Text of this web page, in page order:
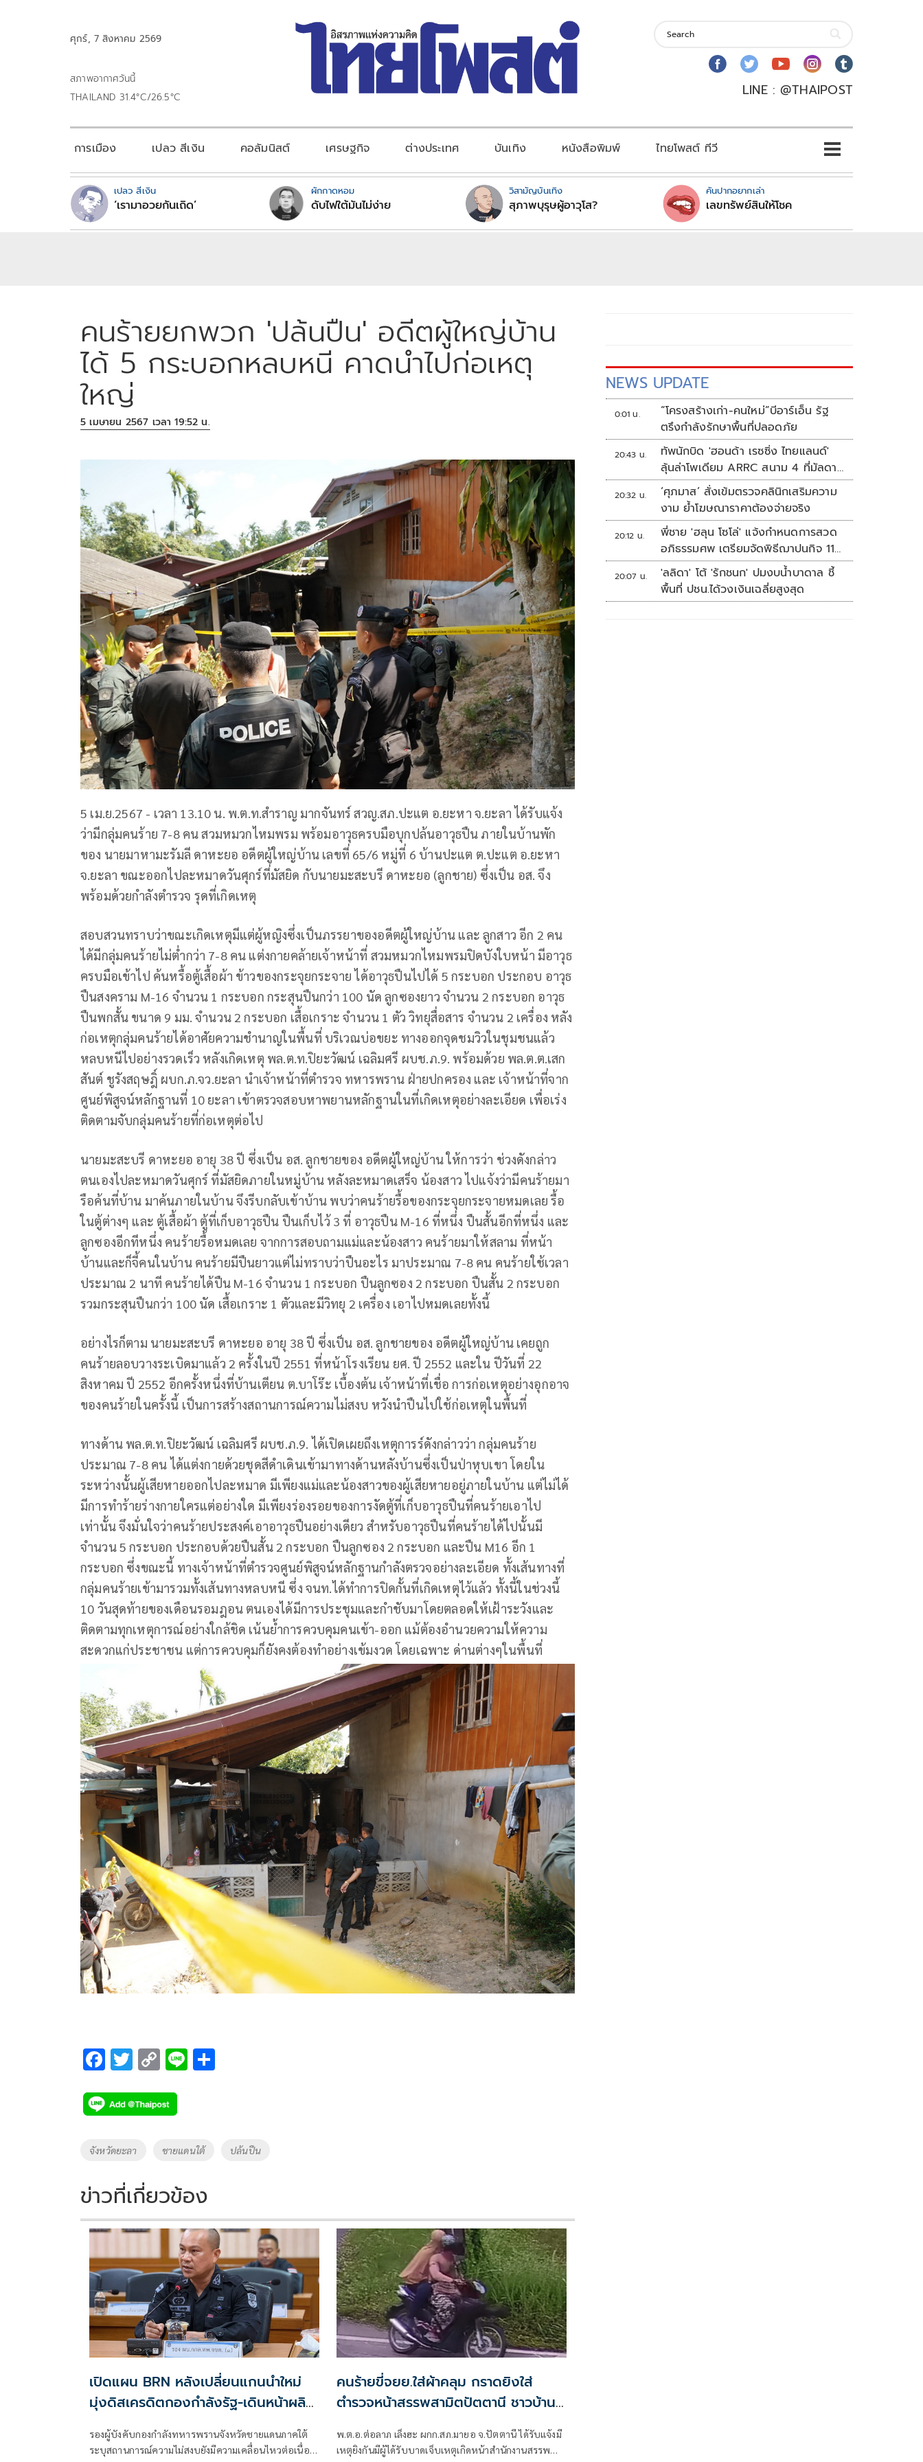
ศุกร์, 7 สิงหาคม 2569
สภาพอากาศวันนี้
THAILAND 31.4°C/26.5°C
LINE : @THAIPOST
การเมือง เปลว สีเงิน คอลัมนิสต์ เศรษฐกิจ ต่างประเทศ บันเทิง หนังสือพิมพ์ ไทยโพสต์ ทีวี
เปลว สีเงิน
‘เรามาอวยกันเถิด’
ผักกาดหอม
ดับไฟใต้มันไม่ง่าย
วิสามัญบันเทิง
สุภาพบุรุษผู้อาวุโส?
คันปากอยากเล่า
เลขทรัพย์สินให้โชค
คนร้ายยกพวก 'ปล้นปืน' อดีตผู้ใหญ่บ้าน
ได้ 5 กระบอกหลบหนี คาดนำไปก่อเหตุ
ใหญ่
5 เมษายน 2567 เวลา 19:52 น.
5 เม.ย.2567 - เวลา 13.10 น. พ.ต.ท.สำราญ มากจันทร์ สวญ.สภ.ปะแต อ.ยะหา จ.ยะลา ได้รับแจ้ง
ว่ามีกลุ่มคนร้าย 7-8 คน สวมหมวกไหมพรม พร้อมอาวุธครบมือบุกปล้นอาวุธปืน ภายในบ้านพัก
ของ นายมาหามะรัมลี ดาหะยอ อดีตผู้ใหญ่บ้าน เลขที่ 65/6 หมู่ที่ 6 บ้านปะแต ต.ปะแต อ.ยะหา
จ.ยะลา ขณะออกไปละหมาดวันศุกร์ที่มัสยิด กับนายมะสะบรี ดาหะยอ (ลูกชาย) ซึ่งเป็น อส. จึง
พร้อมด้วยกำลังตำรวจ รุดที่เกิดเหตุ
สอบสวนทราบว่าขณะเกิดเหตุมีแต่ผู้หญิงซึ่งเป็นภรรยาของอดีตผู้ใหญ่บ้าน และ ลูกสาว อีก 2 คน
ได้มีกลุ่มคนร้ายไม่ต่ำกว่า 7-8 คน แต่งกายคล้ายเจ้าหน้าที่ สวมหมวกไหมพรมปิดบังใบหน้า มีอาวุธ
ครบมือเข้าไป ค้นหรื้อตู้เสื้อผ้า ข้าวของกระจุยกระจาย ได้อาวุธปืนไปได้ 5 กระบอก ประกอบ อาวุธ
ปืนสงคราม M-16 จำนวน 1 กระบอก กระสุนปืนกว่า 100 นัด ลูกซองยาว จำนวน 2 กระบอก อาวุธ
ปืนพกสั้น ขนาด 9 มม. จำนวน 2 กระบอก เสื้อเกราะ จำนวน 1 ตัว วิทยุสื่อสาร จำนวน 2 เครื่อง หลัง
ก่อเหตุกลุ่มคนร้ายได้อาศัยความชำนาญในพื้นที่ บริเวณบ่อขยะ ทางออกจุดชมวิวในชุมชนแล้ว
หลบหนีไปอย่างรวดเร็ว หลังเกิดเหตุ พล.ต.ท.ปิยะวัฒน์ เฉลิมศรี ผบช.ภ.9. พร้อมด้วย พล.ต.ต.เสก
สันต์ ชูรังสฤษฎิ์ ผบก.ภ.จว.ยะลา นำเจ้าหน้าที่ตำรวจ ทหารพราน ฝ่ายปกครอง และ เจ้าหน้าที่จาก
ศูนย์พิสูจน์หลักฐานที่ 10 ยะลา เข้าตรวจสอบหาพยานหลักฐานในที่เกิดเหตุอย่างละเอียด เพื่อเร่ง
ติดตามจับกลุ่มคนร้ายที่ก่อเหตุต่อไป
นายมะสะบรี ดาหะยอ อายุ 38 ปี ซึ่งเป็น อส. ลูกชายของ อดีตผู้ใหญ่บ้าน ให้การว่า ช่วงดังกล่าว
ตนเองไปละหมาดวันศุกร์ ที่มัสยิดภายในหมู่บ้าน หลังละหมาดเสร็จ น้องสาว ไปแจ้งว่ามีคนร้ายมา
รือค้นที่บ้าน มาค้นภายในบ้าน จึงรีบกลับเข้าบ้าน พบว่าคนร้ายรื้อของกระจุยกระจายหมดเลย รื้อ
ในตู้ต่างๆ และ ตู้เสื้อผ้า ตู้ที่เก็บอาวุธปืน ปืนเก็บไว้ 3 ที่ อาวุธปืน M-16 ที่หนึ่ง ปืนสั้นอีกที่หนึ่ง และ
ลูกซองอีกทีหนึ่ง คนร้ายรื้อหมดเลย จากการสอบถามแม่และน้องสาว คนร้ายมาให้สลาม ที่หน้า
บ้านและก็จี้คนในบ้าน คนร้ายมีปืนยาวแต่ไม่ทราบว่าปืนอะไร มาประมาณ 7-8 คน คนร้ายใช้เวลา
ประมาณ 2 นาที คนร้ายได้ปืน M-16 จำนวน 1 กระบอก ปืนลูกซอง 2 กระบอก ปืนสั้น 2 กระบอก
รวมกระสุนปืนกว่า 100 นัด เสื้อเกราะ 1 ตัวและมีวิทยุ 2 เครื่อง เอาไปหมดเลยทั้งนี้
อย่างไรก็ตาม นายมะสะบรี ดาหะยอ อายุ 38 ปี ซึ่งเป็น อส. ลูกชายของ อดีตผู้ใหญ่บ้าน เคยถูก
คนร้ายลอบวางระเบิดมาแล้ว 2 ครั้งในปี 2551 ที่หน้าโรงเรียน ยศ. ปี 2552 และใน ปีวันที่ 22
สิงหาคม ปี 2552 อีกครั้งหนึ่งที่บ้านเตียน ต.บาโร๊ะ เบื้องต้น เจ้าหน้าที่เชื่อ การก่อเหตุอย่างอุกอาจ
ของคนร้ายในครั้งนี้ เป็นการสร้างสถานการณ์ความไม่สงบ หวังนำปืนไปใช้ก่อเหตุในพื้นที่
ทางด้าน พล.ต.ท.ปิยะวัฒน์ เฉลิมศรี ผบช.ภ.9. ได้เปิดเผยถึงเหตุการร์ดังกล่าวว่า กลุ่มคนร้าย
ประมาณ 7-8 คน ได้แต่งกายด้วยชุดสีดำเดินเข้ามาทางด้านหลังบ้านซึ่งเป็นป่าหุบเขา โดยใน
ระหว่างนั้นผู้เสียหายออกไปละหมาด มีเพียงแม่และน้องสาวของผู้เสียหายอยู่ภายในบ้าน แต่ไม่ได้
มีการทำร้ายร่างกายใครแต่อย่างใด มีเพียงร่องรอยของการงัดตู้ที่เก็บอาวุธปืนที่คนร้ายเอาไป
เท่านั้น จึงมั่นใจว่าคนร้ายประสงค์เอาอาวุธปืนอย่างเดียว สำหรับอาวุธปืนที่คนร้ายได้ไปนั้นมี
จำนวน 5 กระบอก ประกอบด้วยปืนสั้น 2 กระบอก ปืนลูกซอง 2 กระบอก และปืน M16 อีก 1
กระบอก ซึ่งขณะนี้ ทางเจ้าหน้าที่ตำรวจศูนย์พิสูจน์หลักฐานกำลังตรวจอย่างละเอียด ทั้งเส้นทางที่
กลุ่มคนร้ายเข้ามารวมทั้งเส้นทางหลบหนี ซึ่ง จนท.ได้ทำการปิดกั้นที่เกิดเหตุไว้แล้ว ทั้งนี้ในช่วงนี้
10 วันสุดท้ายของเดือนรอมฎอน ตนเองได้มีการประชุมและกำชับมาโดยตลอดให้เฝ้าระวังและ
ติดตามทุกเหตุการณ์อย่างใกล้ชิด เน้นย้ำการควบคุมคนเข้า-ออก แม้ต้องอำนวยความให้ความ
สะดวกแก่ประชาชน แต่การควบคุมก็ยังคงต้องทำอย่างเข้มงวด โดยเฉพาะ ด่านต่างๆในพื้นที่
F
e
b
o
k
T
tt
er
C
p
y
Li
k
Li
Tags
จังหวัดยะลา ชายแดนใต้ ปล้นปืน
ข่าวที่เกี่ยวข้อง
เปิดแผน BRN หลังเปลี่ยนแกนนำใหม่
มุ่งดิสเครดิตกองกำลังรัฐ-เดินหน้าผลิต
รองผู้บังคับกองกำลังทหารพรานจังหวัดชายแดนภาคใต้
ระบุสถานการณ์ความไม่สงบยังมีความเคลื่อนไหวต่อเนื่อง
คนร้ายขี่จยย.ใส่ผ้าคลุม กราดยิงใส่
ตำรวจหน้าสรรพสามิตปัตตานี ชาวบ้าน
โดนลูกหลง
พ.ต.อ.ต่อลาภ เล็งฮะ ผกก.สภ.มายอ จ.ปัตตานี ได้รับแจ้งมี
เหตุยิงกันมีผู้ได้รับบาดเจ็บเหตุเกิดหน้าสำนักงานสรรพ
NEWS UPDATE
0:01 น.
“โครงสร้างเก่า-คนใหม่”บีอาร์เอ็น รัฐ
ตรึงกำลังรักษาพื้นที่ปลอดภัย
20:43 น.
ทัพนักบิด 'ฮอนด้า เรซซิ่ง ไทยแลนด์'
ลุ้นล่าโพเดียม ARRC สนาม 4 ที่มัลดาลิ
กา
20:32 น.
‘ศุภมาส’ สั่งเข้มตรวจคลินิกเสริมความ
งาม ย้ำโฆษณาราคาต้องจ่ายจริง
20:12 น.
พี่ชาย 'ฮลุน โซโล่' แจ้งกำหนดการสวด
อภิธรรมศพ เตรียมจัดพิธีฌาปนกิจ 11
ส.ค.
20:07 น.
'ลลิดา' โต้ 'รักชนก' ปมงบน้ำบาดาล ชี้
พื้นที่ ปชน.ได้วงเงินเฉลี่ยสูงสุด